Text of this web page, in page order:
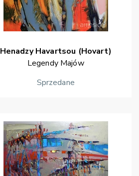
Henadzy Havartsou (Hovart)
Legendy Majów
Sprzedane